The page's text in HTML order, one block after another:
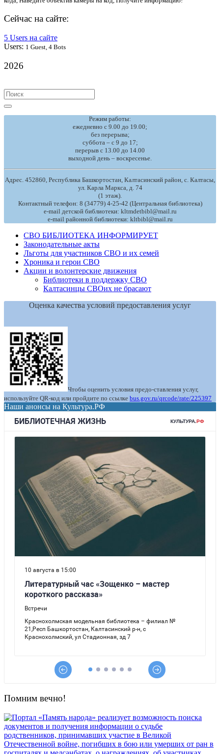
Сейчас на сайте:
5 Users на сайте
Users: 1 Guest, 4 Bots
2026
Search
for:
Режим работы:
ежедневно с 9.00 до 19.00;
без перерыва;
суббота – с 9 до 17;
перерыв с 13.00 до 14.00
выходной день – воскресенье.
Адрес. 452860, Республика Башкортостан, Калтасинский район, с. Калтасы,
ул. Карла Маркса, д. 74
(1 этаж).
Контактный телефон: 8 (34779) 4-25-42 (Центральная библиотека)
e-mail детской библиотеки: kltmdetbibl@mail.ru
e-mail районной библиотеки: kltbibl@mail.ru
СВО БИБЛИОТЕКА ИНФОРМИРУЕТ
Законодательные акты
Льготы для участников СВО и их семей
Хроника и герои СВО
Акции и волонтерские движения
Библиотеки в поддержку СВО
Калтасинцы СВОих не брасают
Оценка качества условий предоставления услуг
Чтобы оценить условия предо-ставления услуг,
используйте QR-код или пройдите по ссылке bus.gov.ru/qrcode/rate/225397
Наши анонсы на Культура.РФ
Помним вечно!